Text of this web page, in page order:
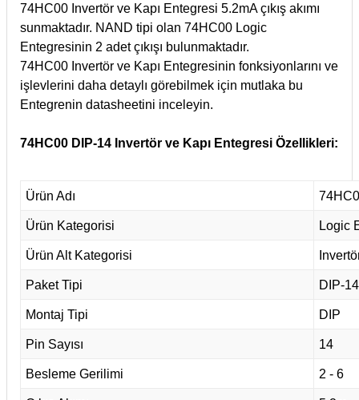
74HC00 Invertör ve Kapı Entegresi 5.2mA çıkış akımı
sunmaktadır. NAND tipi olan 74HC00 Logic
Entegresinin 2 adet çıkışı bulunmaktadır.
74HC00 Invertör ve Kapı Entegresinin fonksiyonlarını ve
işlevlerini daha detaylı görebilmek için mutlaka bu
Entegrenin datasheetini inceleyin.
74HC00 DIP-14 Invertör ve Kapı Entegresi Özellikleri:
Ürün Adı
Ürün Kategorisi Logic
Ürün Alt Kategorisi
Paket Tipi DIP-14
Montaj Tipi DIP
Pin Sayısı 14
Besleme Gerilimi 2 - 6